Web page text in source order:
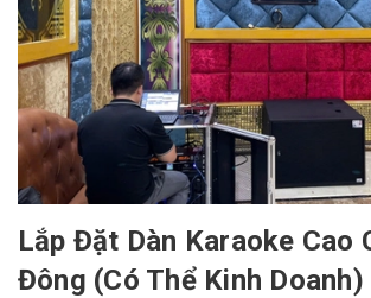
Lắp Đặt Dàn Karaoke Cao
Đông (Có Thể Kinh Doanh)